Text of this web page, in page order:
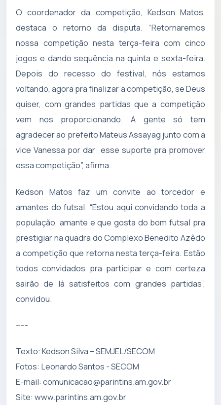
O coordenador da competição, Kedson Matos,
destaca o retorno da disputa. “Retornaremos
nossa competição nesta terça-feira com cinco
jogos e dando sequência na quinta e sexta-feira.
Depois do recesso do festival, nós estamos
voltando, agora pra finalizar a competição, se Deus
quiser, com grandes partidas que a competição
vem nos proporcionando. A gente só tem
agradecer ao prefeito Mateus Assayag junto com a
vice Vanessa por dar esse suporte pra promover
essa competição”, afirma.
Kedson Matos faz um convite ao torcedor e
amantes do futsal. “Estou aqui convidando toda a
população, amante e que gosta do bom futsal pra
prestigiar na quadra do Complexo Benedito Azêdo
a competição que retorna nesta terça-feira. Estão
todos convidados pra participar e com certeza
sairão de lá satisfeitos com grandes partidas”,
convidou.
-----
Texto: Kedson Silva – SEMJEL/SECOM
Fotos: Leonardo Santos - SECOM
E-mail:comunicacao@parintins.am.gov.br
Site: www.parintins.am.gov.br